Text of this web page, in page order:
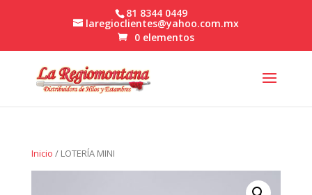
81 8344 0449
laregioclientes@yahoo.com.mx
0 elementos
Inicio / LOTERÍA MINI